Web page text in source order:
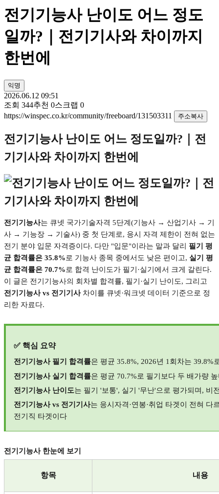
전기기능사 난이도 어느 정도
일까?｜전기기사와 차이까지
한번에
익명
2026.06.12 09:51
조회 344추천 0스크랩 0
https://winspec.co.kr/community/freeboard/131503311
주소복사
전기기능사 난이도 어느 정도일까? ｜전
기기사와 차이까지 한번에
전기기능사는 큐넷 국가기술자격 5단계 (기능사 → 산업기사 → 기
사 → 기능장 → 기술사) 중 첫 단계로, 응시 자격 제한이 전혀 없는
전기 분야 입문 자격증이다. 다만 "입문"이라는 말과 달리 필기 평
균 합격률은 35.8%로 기능사 종목 중에서도 낮은 편이고, 실기 평
균 합격률은 70.7%로 합격 난이도가 필기 ·실기에서 크게 갈린다.
이 글은 전기기능사의 회차별 합격률, 필기 ·실기 난이도, 그리고
전기기능사vs 전기기사차이를 큐넷·워크넷 데이터 기준으로 정
리한 자료다.
✅ 핵심 요약
전기기능사 필기 합격률은 평균 35.8%, 2026년 1회차는 39.8%
전기기능사 실기 합격률은 평균 70.7%로 필기보다 두 배가량
전기기능사 난이도는 필기 '보통', 실기 '무난'으로 평가되며 , 비
전기기능사vs 전기기사는 응시자격·연봉·취업 타겟이 전혀 다
전기직 타겟이다
전기기능사 한눈에 보기
항목 내용